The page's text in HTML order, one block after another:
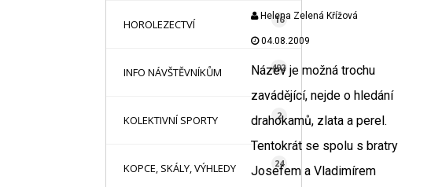
HOROLEZECTVÍ 16
INFO NÁVŠTĚVNÍKŮM 492
KOLEKTIVNÍ SPORTY 2
KOPCE, SKÁLY, VÝHLEDY 24
Helena Zelená Křížová
04.08.2009
Název je možná trochu
zavádějící, nejde o hledání
drahokamů, zlata a perel.
Tentokrát se spolu s bratry
Josefem a Vladimírem